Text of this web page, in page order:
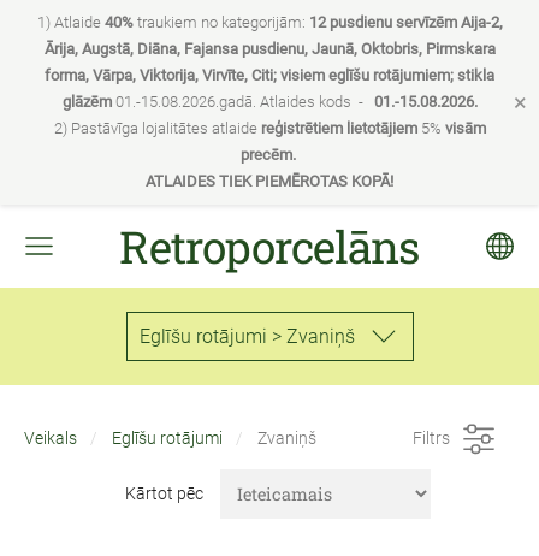
1) Atlaide 40%traukiem no kategorijām: 12 pusdienu servīzēm Aija-2,
Ārija, Augstā, Diāna, Fajansa pusdienu, Jaunā, Oktobris, Pirmskara
forma, Vārpa, Viktorija, Virvīte, Citi; visiem eglīšu rotājumiem; stikla
glāzēm 01.-15.08.2026.gadā. Atlaides kods - 01.-15.08.2026.
2) Pastāvīga lojalitātes atlaide reģistrētiem lietotājiem5% visām
precēm.
ATLAIDES TIEK PIEMĒROTAS KOPĀ!
×
Retroporcelāns
Eglīšu rotājumi > Zvaniņš
Veikals Eglīšu rotājumi Zvaniņš Filtrs
Kārtot pēc